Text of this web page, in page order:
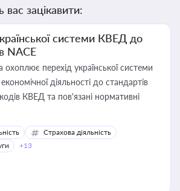
зацікавити:
системи КВЕД до
NACE
охоплює перехід української системи
економічної діяльності до стандартів
КВЕД та пов'язані нормативні
Страхова діяльність
+13